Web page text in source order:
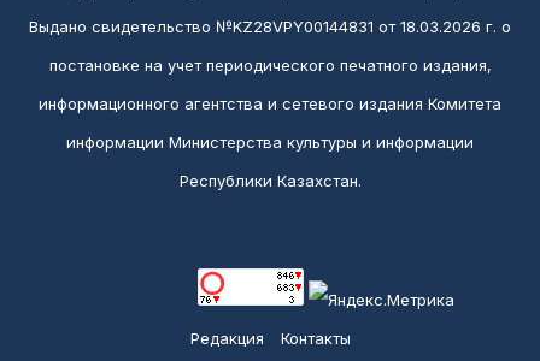
Выдано свидетельство №KZ28VPY00144831 от 18.03.2026 г. о
постановке на учет периодического печатного издания,
информационного агентства и сетевого издания Комитета
информации Министерства культуры и информации
Республики Казахстан.
Редакция Контакты